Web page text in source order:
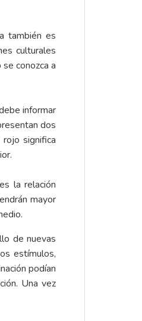
también es
culturales
conozca a
informar
dos
significa
la relación
mayor
de nuevas
estímulos,
podían
Una vez